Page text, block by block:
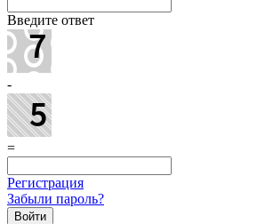
Введите ответ
-
=
Регистрация
Забыли пароль?